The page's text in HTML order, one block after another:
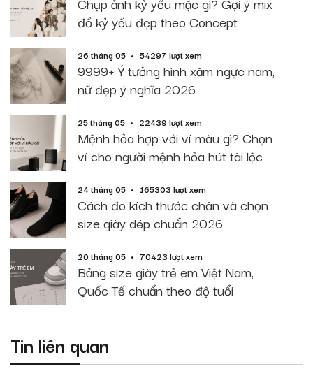
đồ kỷ yếu đẹp theo Concept
26 tháng 05 54297 lượt xem
9999+ Ý tưởng hình xăm ngực nam,
nữ đẹp ý nghĩa 2026
25 tháng 05 22439 lượt xem
Mệnh hỏa hợp với ví màu gì? Chọn
ví cho người mệnh hỏa hút tài lộc
24 tháng 05 165303 lượt xem
Cách đo kích thước chân và chọn
size giày dép chuẩn 2026
20 tháng 05 70423 lượt xem
Bảng size giày trẻ em Việt Nam,
Quốc Tế chuẩn theo độ tuổi
Tin liên quan